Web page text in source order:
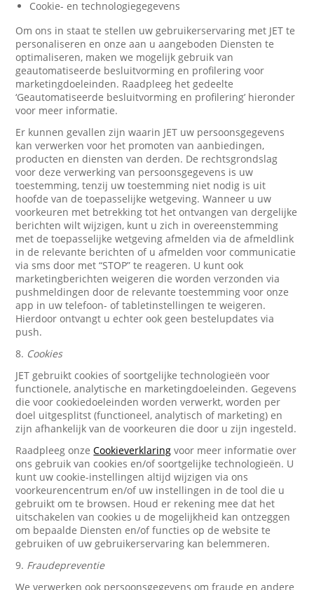
Cookie- en technologiegegevens
Om ons in staat te stellen uw gebruikerservaring met JET te
personaliseren en onze aan u aangeboden Diensten te
optimaliseren, maken we mogelijk gebruik van
geautomatiseerde besluitvorming en profilering voor
marketingdoeleinden. Raadpleeg het gedeelte
‘Geautomatiseerde besluitvorming en profilering’ hieronder
voor meer informatie.
Er kunnen gevallen zijn waarin JET uw persoonsgegevens
kan verwerken voor het promoten van aanbiedingen,
producten en diensten van derden. De rechtsgrondslag
voor deze verwerking van persoonsgegevens is uw
toestemming, tenzij uw toestemming niet nodig is uit
hoofde van de toepasselijke wetgeving. Wanneer u uw
voorkeuren met betrekking tot het ontvangen van dergelijke
berichten wilt wijzigen, kunt u zich in overeenstemming
met de toepasselijke wetgeving afmelden via de afmeldlink
in de relevante berichten of u afmelden voor communicatie
via sms door met “STOP” te reageren. U kunt ook
marketingberichten weigeren die worden verzonden via
pushmeldingen door de relevante toestemming voor onze
app in uw telefoon- of tabletinstellingen te weigeren.
Hierdoor ontvangt u echter ook geen bestelupdates via
push.
8. Cookies
JET gebruikt cookies of soortgelijke technologieën voor
functionele, analytische en marketingdoeleinden. Gegevens
die voor cookiedoeleinden worden verwerkt, worden per
doel uitgesplitst (functioneel, analytisch of marketing) en
zijn afhankelijk van de voorkeuren die door u zijn ingesteld.
Raadpleeg onzeCookieverklaring voor meer informatie over
ons gebruik van cookies en/of soortgelijke technologieën. U
kunt uw cookie-instellingen altijd wijzigen via ons
voorkeurencentrum en/of uw instellingen in de tool die u
gebruikt om te browsen. Houd er rekening mee dat het
uitschakelen van cookies u de mogelijkheid kan ontzeggen
om bepaalde Diensten en/of functies op de website te
gebruiken of uw gebruikerservaring kan belemmeren.
9. Fraudepreventie
We verwerken ook persoonsgegevens om fraude en andere